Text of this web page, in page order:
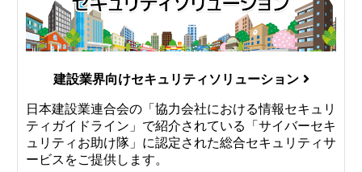
建設業界向けセキュリティソリューション
日本建設業連合会の「協力会社における情報セキュリ
ティガイドライン」で紹介されている「サイバーセキ
ュリティお助け隊」に認定された総合セキュリティサ
ービスをご提供します。